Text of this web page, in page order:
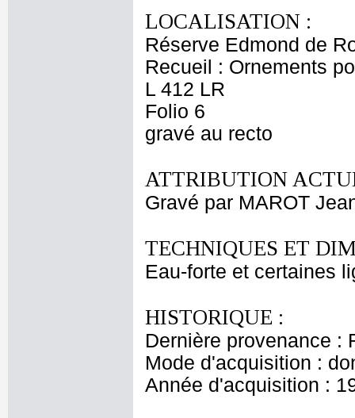
LOCALISATION :
Réserve Edmond de
Recueil : Ornements
L 412 LR
Folio 6
gravé au recto
ATTRIBUTION
Gravé par MAROT
TECHNIQUES ET
Eau-forte et certaines
HISTORIQUE :
Dernière provenance :
Mode d'acquisition :
Année d'acquisition :